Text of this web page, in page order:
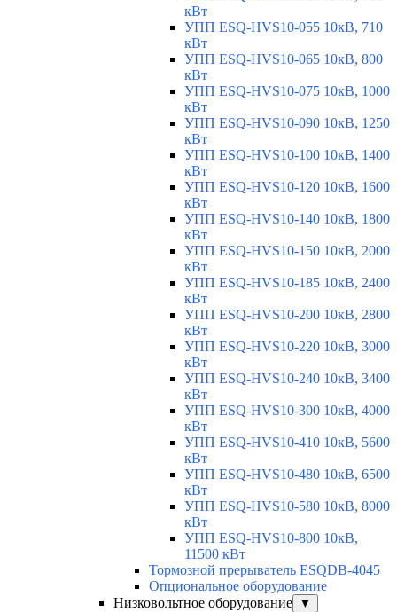
кВт
УПП ESQ-HVS10-055 10кВ, 710
кВт
УПП ESQ-HVS10-065 10кВ, 800
кВт
УПП ESQ-HVS10-075 10кВ, 1000
кВт
УПП ESQ-HVS10-090 10кВ, 1250
кВт
УПП ESQ-HVS10-100 10кВ, 1400
кВт
УПП ESQ-HVS10-120 10кВ, 1600
кВт
УПП ESQ-HVS10-140 10кВ, 1800
кВт
УПП ESQ-HVS10-150 10кВ, 2000
кВт
УПП ESQ-HVS10-185 10кВ, 2400
кВт
УПП ESQ-HVS10-200 10кВ, 2800
кВт
УПП ESQ-HVS10-220 10кВ, 3000
кВт
УПП ESQ-HVS10-240 10кВ, 3400
кВт
УПП ESQ-HVS10-300 10кВ, 4000
кВт
УПП ESQ-HVS10-410 10кВ, 5600
кВт
УПП ESQ-HVS10-480 10кВ, 6500
кВт
УПП ESQ-HVS10-580 10кВ, 8000
кВт
УПП ESQ-HVS10-800 10кВ,
11500 кВт
Тормозной прерыватель ESQDB-4045
Опциональное оборудование
Низковольтное оборудование
▼